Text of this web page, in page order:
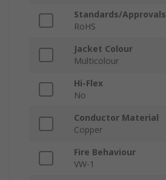
Standards/Approvals
RoHS
Jacket Colour
Multicolour
Hi-Flex
No
Conductor Material
Copper
Fire Behaviour
VW-1